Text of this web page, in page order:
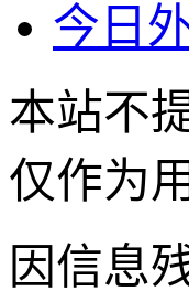
今日
本站不
仅作为
因信息